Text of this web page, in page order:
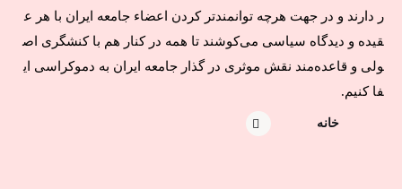
ر دارند و در جهت هرچه توانمندتر کردن اعضاء جامعه ایران با هر ع
قیده و دیدگاه سیاسی می‌کوشند تا همه در کنار هم با کنشگری اص
ولی و قاعده‌مند نقش موثری در گذار جامعه ایران به دموکراسی ای
فا کنیم.
خانه